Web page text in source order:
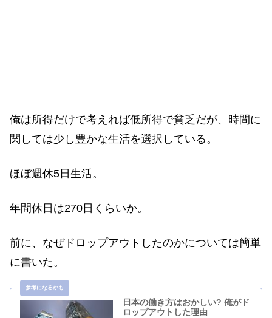
俺は所得だけで考えれば低所得で貧乏だが、時間に
関しては少し豊かな生活を選択している。
ほぼ週休5日生活。
年間休日は270日くらいか。
前に、なぜドロップアウトしたのかについては簡単
に書いた。
日本の働き方はおかしい? 俺がド
ロップアウトした理由